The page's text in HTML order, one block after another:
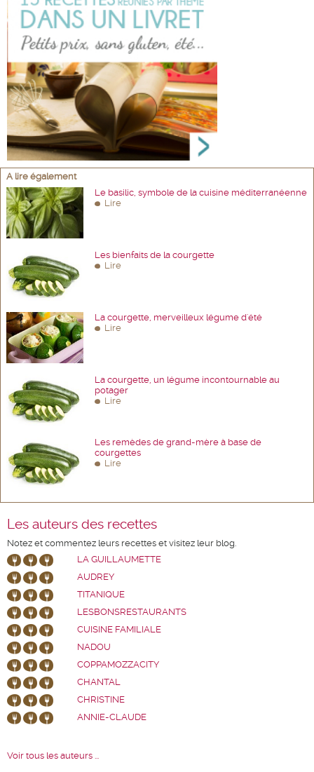
A lire également
Le basilic, symbole de la cuisine méditerranéenne
Lire
Les bienfaits de la courgette
Lire
La courgette, merveilleux légume d'été
Lire
La courgette, un légume incontournable au
potager
Lire
Les remèdes de grand-mère à base de
courgettes
Lire
Les auteurs des recettes
Notez et commentez leurs recettes et visitez leur blog.
LA GUILLAUMETTE
AUDREY
TITANIQUE
LESBONSRESTAURANTS
CUISINE FAMILIALE
NADOU
COPPAMOZZACITY
CHANTAL
CHRISTINE
ANNIE-CLAUDE
Voir tous les auteurs ...